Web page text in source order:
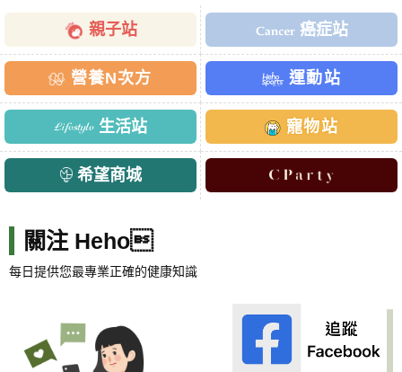
親子站 癌症站
營養N次方 運動站
生活站 寵物站
希望商城
關注 Heho
每日提供您最專業正確的健康知識